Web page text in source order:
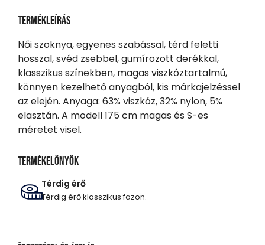
Termékleírás
Női szoknya, egyenes szabással, térd feletti
hosszal, svéd zsebbel, gumírozott derékkal,
klasszikus színekben, magas viszkóztartalmú,
könnyen kezelhető anyagból, kis márkajelzéssel
az elején. Anyaga: 63% viszkóz, 32% nylon, 5%
elasztán. A modell 175 cm magas és S-es
méretet visel.
Termékelőnyök
Térdig érő
Térdig érő klasszikus fazon.